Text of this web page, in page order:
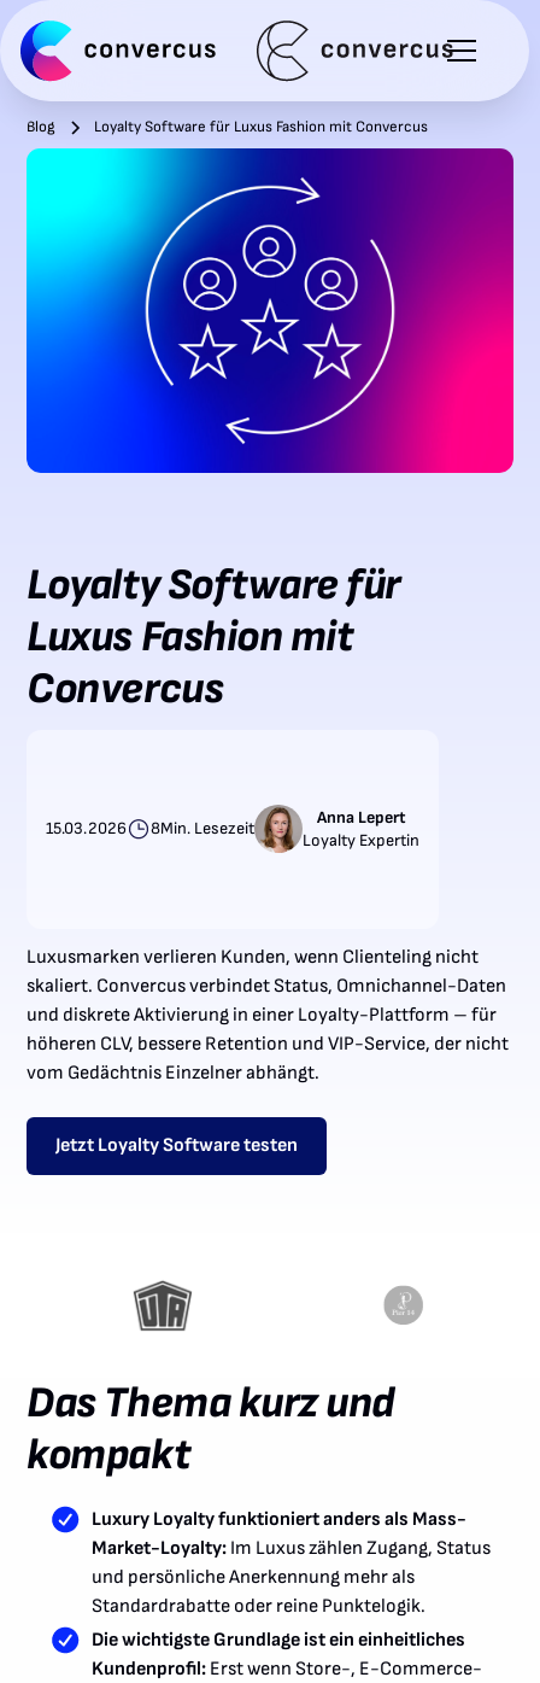
Blog Loyalty Software für Luxus Fashion mit Convercus
Loyalty Software für
Luxus Fashion mit
Convercus
15.03.2026 8Min. Lesezeit
Anna Lepert
Loyalty Expertin
Luxusmarken verlieren Kunden, wenn Clienteling nicht
skaliert. Convercus verbindet Status, Omnichannel-Daten
und diskrete Aktivierung in einer Loyalty-Plattform – für
höheren CLV, bessere Retention und VIP-Service, der nicht
vom Gedächtnis Einzelner abhängt.
Jetzt Loyalty Software testen
Das Thema kurz und
kompakt
Luxury Loyalty funktioniert anders als Mass-
Market-Loyalty:Im Luxus zählen Zugang, Status
und persönliche Anerkennung mehr als
Standardrabatte oder reine Punktelogik.
Die wichtigste Grundlage ist ein einheitliches
Kundenprofil:Erst wenn Store-, E-Commerce-